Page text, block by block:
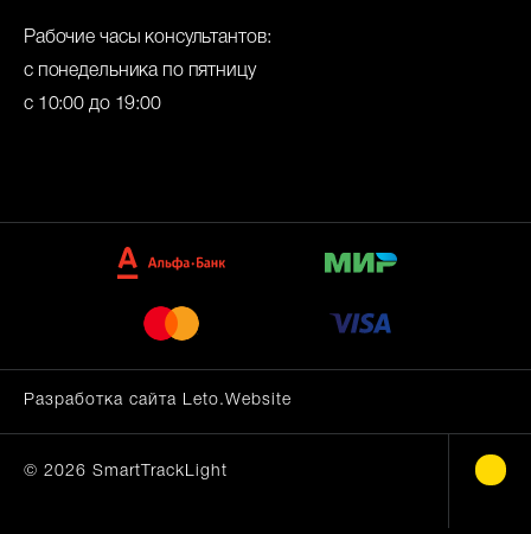
Рабочие часы консультантов:
с понедельника по пятницу
с 10:00 до 19:00
© 2026 SmartTrackLight
Разработка сайта Leto.Website